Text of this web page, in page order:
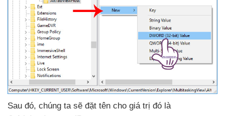
Sau đó, chúng ta sẽ đặt tên cho giá trị đó là